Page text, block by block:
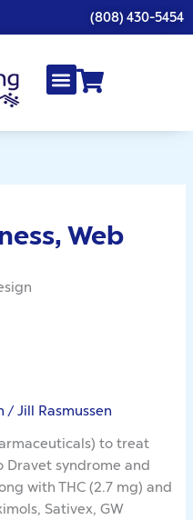
(808) 430-5454
Web
/Jill Rasmussen
to treat
syndrome and
with THC (2.7 mg) and
Sativex, GW